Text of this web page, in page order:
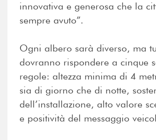
innovativa e generosa che la
sempre avuto”.
Ogni albero sarà diverso, ma
dovranno rispondere a cinque
regole: altezza minima di 4
sia di giorno che di notte,
dell’installazione, alto valore
e positività del messaggio